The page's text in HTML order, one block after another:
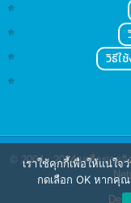
วิธีใ
© 2004 - 2024เครือข่ายจิ
เราใช้คุกกี้เพื่อให้แน่ใ
กดเลือก OK หากคุ